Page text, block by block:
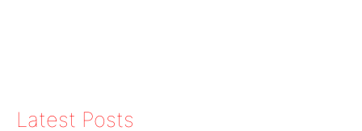
Latest Posts